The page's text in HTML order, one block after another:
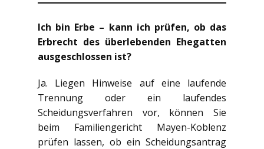
Ich bin Erbe – kann ich prüfen, ob das
Erbrecht des überlebenden Ehegatten
ausgeschlossen ist?
Ja. Liegen Hinweise auf eine laufende
Trennung oder ein laufendes
Scheidungsverfahren vor, können Sie
beim Familiengericht Mayen-Koblenz
prüfen lassen, ob ein Scheidungsantrag